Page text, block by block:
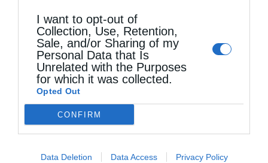
I want to opt-out of
Collection, Use, Retention,
Sale, and/or Sharing of my
Personal Data that Is
Unrelated with the Purposes
for which it was collected.
Opted Out
CONFIRM
Data Deletion Data Access Privacy Policy